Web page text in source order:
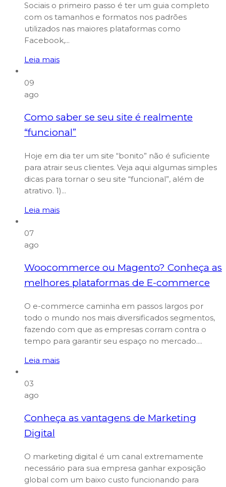
Sociais o primeiro passo é ter um guia completo
com os tamanhos e formatos nos padrões
utilizados nas maiores plataformas como
Facebook,...
Leia mais
09
ago
Como saber se seu site é realmente
“funcional”
Hoje em dia ter um site “bonito” não é suficiente
para atrair seus clientes. Veja aqui algumas simples
dicas para tornar o seu site “funcional”, além de
atrativo. 1)...
Leia mais
07
ago
Woocommerce ou Magento? Conheça as
melhores plataformas de E-commerce
O e-commerce caminha em passos largos por
todo o mundo nos mais diversificados segmentos,
fazendo com que as empresas corram contra o
tempo para garantir seu espaço no mercado....
Leia mais
03
ago
Conheça as vantagens de Marketing
Digital
O marketing digital é um canal extremamente
necessário para sua empresa ganhar exposição
global com um baixo custo funcionando para